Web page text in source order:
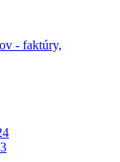
- faktúry,